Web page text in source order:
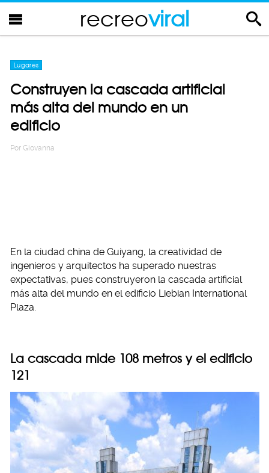
recreoviral
Lugares
Construyen la cascada artificial
más alta del mundo en un
edificio
Por Giovanna
En la ciudad china de Guiyang, la creatividad de
ingenieros y arquitectos ha superado nuestras
expectativas, pues construyeron la cascada artificial
más alta del mundo en el edificio Liebian International
Plaza.
La cascada mide 108 metros y el edificio
121